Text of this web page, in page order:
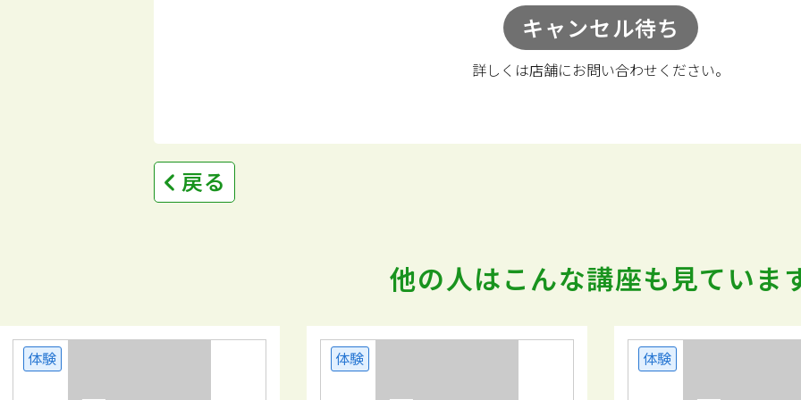
キャンセル待ち
詳しくは店舗にお問い合わせください。
戻る
他の人はこんな講座も見ていま
体験 体験 体験